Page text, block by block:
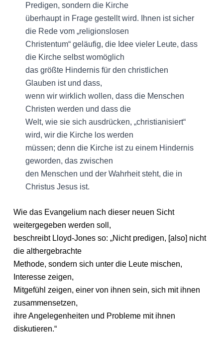
Predigen, sondern die Kirche
überhaupt in Frage gestellt wird. Ihnen ist sicher
die Rede vom „religionslosen
Christentum“ geläufig, die Idee vieler Leute, dass
die Kirche selbst womöglich
das größte Hindernis für den christlichen
Glauben ist und dass,
wenn wir wirklich wollen, dass die Menschen
Christen werden und dass die
Welt, wie sie sich ausdrücken, „christianisiert“
wird, wir die Kirche los werden
müssen; denn die Kirche ist zu einem Hindernis
geworden, das zwischen
den Menschen und der Wahrheit steht, die in
Christus Jesus ist.
Wie das Evangelium nach dieser neuen Sicht
weitergegeben werden soll,
beschreibt Lloyd-Jones so: „Nicht predigen, [also] nicht
die althergebrachte
Methode, sondern sich unter die Leute mischen,
Interesse zeigen,
Mitgefühl zeigen, einer von ihnen sein, sich mit ihnen
zusammensetzen,
ihre Angelegenheiten und Probleme mit ihnen
diskutieren.“